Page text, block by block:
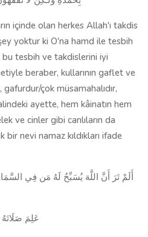
içinde olan herkes Allah'ı takdis
yoktur ki O'na hamd ile tesbih
bu tesbih ve takdislerini iyi
beraber, kullarının gaflet ve
çok müsamahalıdır,
ayette, hem kâinatın hem
ve cinler gibi canlıların da
nevi namaz kıldıkları ifade
أَلَمْ تَرَ أَنَّ اللَّهَ يُسَبِّحُ لَهُ مَن فِي
عَلِمَ صَلَاتَهُ